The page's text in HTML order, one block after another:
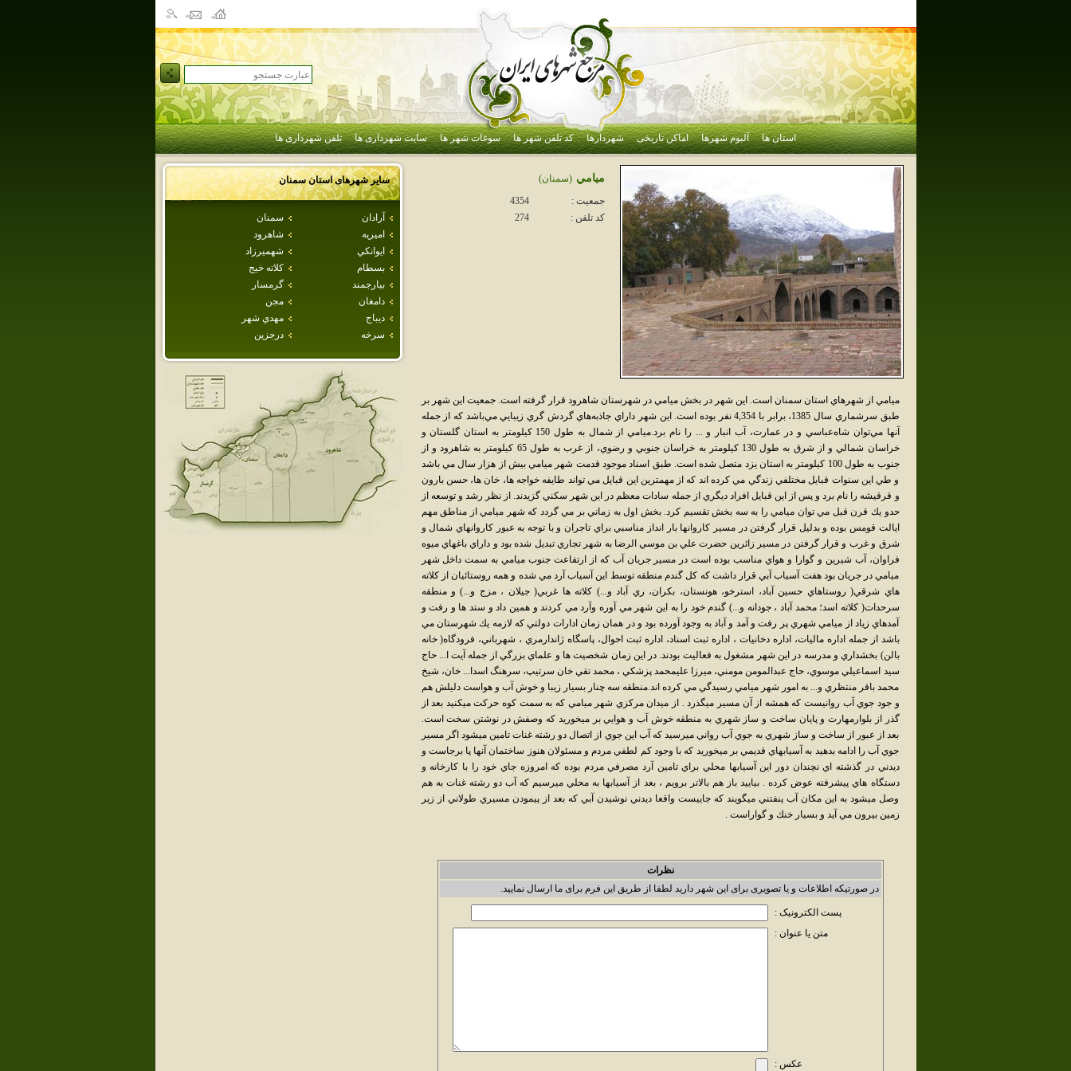
استان ها آلبوم شهرها اماکن تاریخی شهردارها کد تلفن شهر ها سوغات شهر ها سایت شهرداری ها تلفن شهرداری ها
سایر شهرهای استانسمنان
آرادان
سمنان
اميريه
شاهرود
ايوانكي
شهميرزاد
بسطام
كلاته خيج
بيارجمند
گرمسار
دامغان
مجن
ديباج
مهدي شهر
سرخه
درجزين
ميامي (سمنان)
جمعیت :
4354
کد تلفن :
274
ميامي از شهرهاي استان سمنان است. اين شهر در بخش ميامي در شهرستان شاهرود قرار گرفته است. جمعيت اين شهر بر
طبق سرشماري سال 1385، برابر با 4,354 نفر بوده است. اين شهر داراي جاذبه‌هاي گردش گري زيبايي مي‌باشد که از جمله
آنها مي‌توان شاه‌عباسي و در عمارت، آب انبار و ... را نام برد.ميامي از شمال به طول 150 كيلومتر به استان گلستان و
خراسان شمالي و از شرق به طول 130 كيلومتر به خراسان جنوبي و رضوي، از غرب به طول 65 كيلومتر به شاهرود و از
جنوب به طول 100 كيلومتر به استان يزد متصل شده است. طبق اسناد موجود قدمت شهر ميامي بيش از هزار سال مي باشد
و طي اين سنوات قبايل مختلفي زندگي مي كرده اند كه از مهمترين اين قبايل مي تواند طايفه خواجه ها، خان ها، حسن بارون
و قرقيشه را نام برد و پس از اين قبايل افراد ديگري از جمله سادات معظم در اين شهر سكني گزيدند. از نظر رشد و توسعه از
حدو يك قرن قبل مي توان ميامي را به سه بخش تقسيم كرد. بخش اول به زماني بر مي گردد كه شهر ميامي از مناطق مهم
ايالت قومس بوده و بدليل قرار گرفتن در مسير كاروانها بار انداز مناسبي براي تاجران و با توجه به عبور كاروانهاي شمال و
شرق و غرب و قرار گرفتن در مسير زائرين حضرت علي بن موسي الرضا به شهر تجاري تبديل شده بود و داراي باغهاي ميوه
فراوان، آب شيرين و گوارا و هواي مناسب بوده است در مسير جريان آب كه از ارتفاعت جنوب ميامي به سمت داخل شهر
ميامي در جريان بود هفت آسياب آبي قرار داشت كه كل گندم منطقه توسط اين آسياب آرد مي شده و همه روستائيان از كلاته
هاي شرقي( روستاهاي حسين آباد، استرخو، هونستان، بكران، ري آباد و...) كلاته ها غربي( جيلان ، مزج و...) و منطقه
سرحدات( كلاته اسد؛ محمد آباد ، جودانه و...) گندم خود را به اين شهر مي آوره وآرد مي كردند و همين داد و ستد ها و رفت و
آمدهاي زياد از ميامي شهري پر رفت و آمد و آباد به وجود آورده بود و در همان زمان ادارات دولتي كه لازمه يك شهرستان مي
باشد از جمله اداره ماليات، اداره دخانيات ، اداره ثبت اسناد، اداره ثبت احوال، پاسگاه ژاندارمري ، شهرباني، فرودگاه( خانه
بالن) بخشداري و مدرسه در اين شهر مشغول به فعاليت بودند. در اين زمان شخصيت ها و علماي بزرگي از جمله آيت ا... حاج
سيد اسماعيلي موسوي، حاج عبدالمومن مومني، ميرزا عليمحمد پزشكي ، محمد تقي خان سرتيپ، سرهنگ اسدا... خان، شيخ
محمد باقر منتظري و... به امور شهر ميامي رسيدگي مي كرده اند.منطقه سه چنار بسيار زيبا و خوش آب و هواست دليلش هم
و جود جوي آب روانيست كه همشه از آن مسير ميگذرد . از ميدان مركزي شهر ميامي كه به سمت كوه حركت ميكنيد بعد از
گذر از بلوارمهارت و پايان ساخت و ساز شهري به منطقه خوش آب و هوايي بر ميخوريد كه وصفش در نوشتن سخت است.
بعد از عبور از ساخت و ساز شهري به جوي آب رواني ميرسيد كه آب اين جوي از اتصال دو رشته غنات تامين ميشود اگر مسير
جوي آب را ادامه بدهيد به آسيابهاي قديمي بر ميخوريد كه با وجود كم لطفي مردم و مسئولان هنوز ساختمان آنها پا برجاست و
ديدني در گذشته اي نچندان دور اين آسيابها محلي براي تامين آرد مصرفي مردم بوده كه امروزه جاي خود را با كارخانه و
دستگاه هاي پيشرفته عوض كرده . بياييد باز هم بالاتر برويم ، بعد از آسيابها به محلي ميرسيم كه آب دو رشته غنات به هم
وصل ميشود به اين مكان آب پنفتني ميگويند كه جاييست واقعا ديدني نوشيدن آبي كه بعد از پيمودن مسيري طولاني از زير
زمين بيرون مي آيد و بسيار خنك و گواراست .
نظرات
در صورتیکه اطلاعات و یا تصویری برای این شهر دارید لطفا از طریق این فرم برای ما ارسال نمایید.
پست الکترونیک :
متن یا عنوان :
عکس :